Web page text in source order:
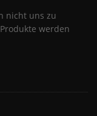
nicht uns zu
werden